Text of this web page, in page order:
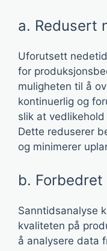
a. Redusert
Uforutsett
for
muligheten til å
kontinuerlig og
slik at
Dette reduserer
og minimerer
b.
Sanntidsanalyse
kvaliteten på
å analysere data